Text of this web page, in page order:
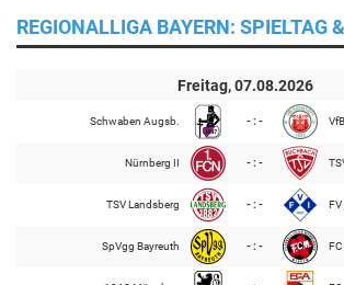
REGIONALLIGA BAYERN: SPIELTAG
Freitag, 07.08.2026
Schwaben Augsb. - : -
Nürnberg II - : -
TSV Landsberg - : - FV
SpVgg Bayreuth - : -